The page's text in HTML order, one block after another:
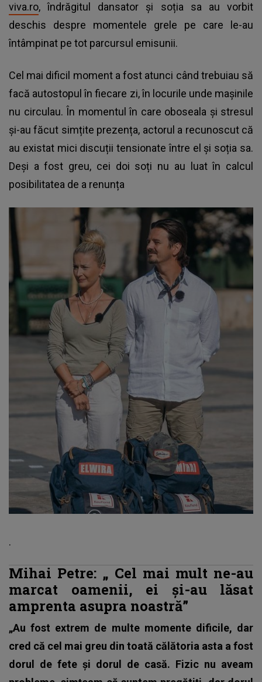
viva.ro, îndrăgitul dansator și soția sa au vorbit
deschis despre momentele grele pe care le-au
întâmpinat pe tot parcursul emisunii.
Cel mai dificil moment a fost atunci când trebuiau să
facă autostopul în fiecare zi, în locurile unde mașinile
nu circulau. În momentul în care oboseala și stresul
și-au făcut simțite prezența, actorul a recunoscut că
au existat mici discuții tensionate între el și soția sa.
Deși a fost greu, cei doi soți nu au luat în calcul
posibilitatea de a renunța
.
Mihai Petre: „ Cel mai mult ne-au
marcat oamenii, ei şi-au lăsat
amprenta asupra noastră”
„Au fost extrem de multe momente dificile, dar
cred că cel mai greu din toată călătoria asta a fost
dorul de fete şi dorul de casă. Fizic nu aveam